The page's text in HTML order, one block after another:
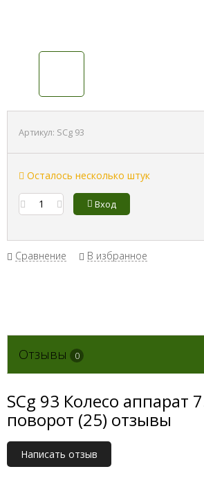
Артикул: SCg 93
Осталось несколько штук
Вход
Сравнение В избранное
Отзывы 0
SCg 93 Колесо аппарат
поворот (25) отзывы
Написать отзыв